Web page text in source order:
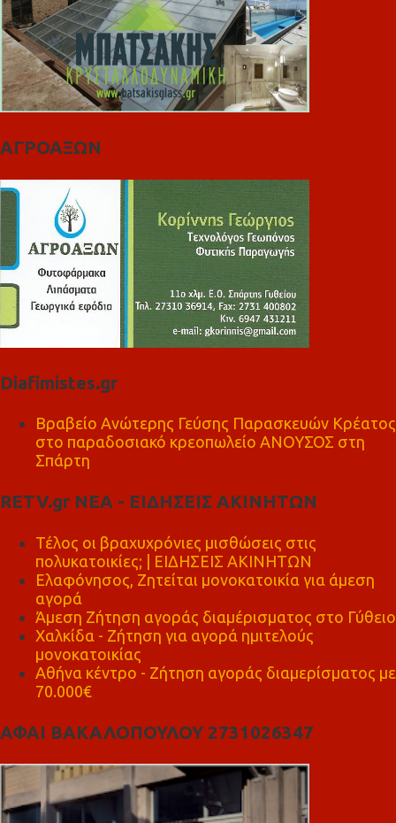
ΑΓΡΟΑΞΩΝ
Diafimistes.gr
Βραβείο Ανώτερης Γεύσης Παρασκευών Κρέατος
στο παραδοσιακό κρεοπωλείο ΑΝΟΥΣΟΣ στη
Σπάρτη
RETV.gr ΝΕΑ - ΕΙΔΗΣΕΙΣ ΑΚΙΝΗΤΩΝ
Τέλος οι βραχυχρόνιες μισθώσεις στις
πολυκατοικίες; | ΕΙΔΗΣΕΙΣ ΑΚΙΝΗΤΩΝ
Ελαφόνησος, Ζητείται μονοκατοικία για άμεση
αγορά
Άμεση Ζήτηση αγοράς διαμέρισματος στο Γύθειο
Χαλκίδα - Ζήτηση για αγορά ημιτελούς
μονοκατοικίας
Αθήνα κέντρο - Ζήτηση αγοράς διαμερίσματος με
70.000€
ΑΦΑΙ ΒΑΚΑΛΟΠΟΥΛΟΥ 2731026347